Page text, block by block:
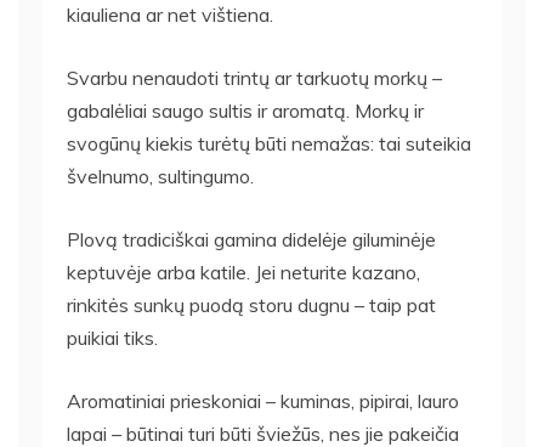
kiauliena ar net vištiena.
Svarbu nenaudoti trintų ar tarkuotų morkų –
gabalėliai saugo sultis ir aromatą. Morkų ir
svogūnų kiekis turėtų būti nemažas: tai suteikia
švelnumo, sultingumo.
Plovą tradiciškai gamina didelėje giluminėje
keptuvėje arba katile. Jei neturite kazano,
rinkitės sunkų puodą storu dugnu – taip pat
puikiai tiks.
Aromatiniai prieskoniai – kuminas, pipirai, lauro
lapai – būtinai turi būti šviežūs, nes jie pakeičia